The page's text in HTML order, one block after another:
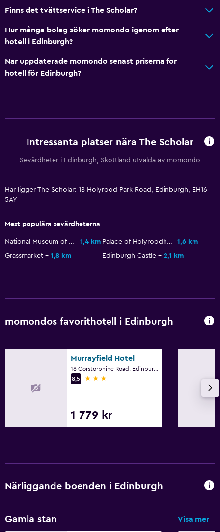
Daglig städning
Säkerhetsvakt dygnet runt
tillkomma.
Tvättstuga
Strykjärn och strykbräda
Kassaskåp för laptop
Saker att göra
Finns det tvättservice i The Scholar?
Hur många bolag söker momondo igenom efter
hotell i Edinburgh?
När uppdaterade momondo senast priserna för
hotell för Edinburgh?
Intressanta platser nära The Scholar
Sevärdheter i Edinburgh, Skottland utvalda av momondo
Här ligger The Scholar: 18 Holyrood Park Road, Edinburgh, EH16
5AY
Mest populära sevärdheterna
National Museum of Scotland 1,4 km Palace of Holyroodhouse
1,6 km
Grassmarket
1,8 km Edinburgh Castle 2,1 km
momondos favorithotell i Edinburgh
Murrayfield Hotel
18 Corstorphine Road, Edinburgh
8,5
3 stjärnor
1 779 kr
Närliggande boenden i Edinburgh
Gamla stan Visa mer